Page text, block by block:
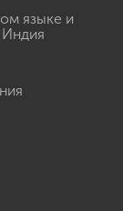
языке и
Индия